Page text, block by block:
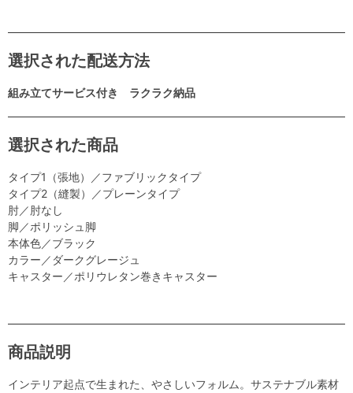
選択された配送方法
組み立てサービス付き ラクラク納品
選択された商品
タイプ1（張地）／ファブリックタイプ
タイプ2（縫製）／プレーンタイプ
肘／肘なし
脚／ポリッシュ脚
本体色／ブラック
カラー／ダークグレージュ
キャスター／ポリウレタン巻きキャスター
商品説明
インテリア起点で生まれた、やさしいフォルム。サステナブル素材